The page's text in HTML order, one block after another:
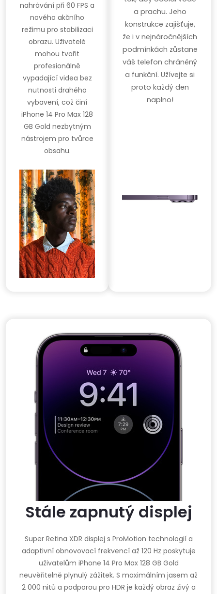
nahrávání při 60 FPS a
nového akčního
režimu pro stabilizaci
obrazu. Uživatelé
mohou tvořit
profesionálně
vypadající videa bez
nutnosti drahého
vybavení, což činí
iPhone 14 Pro Max 128
GB Gold nezbytným
nástrojem pro tvůrce
obsahu.
a prachu. Jeho
konstrukce zajišťuje,
že i v nejnáročnějších
podmínkách zůstane
váš telefon chráněný
a funkční. Užívejte si
proto každý den
naplno!
Stále zapnutý displej
Super Retina XDR displej s ProMotion technologií a
adaptivní obnovovací frekvencí až 120 Hz poskytuje
uživatelům iPhone 14 Pro Max 128 GB Gold
neuvěřitelně plynulý zážitek. S maximálním jasem až
2 000 nitů a podporou pro HDR je každý obraz živý a